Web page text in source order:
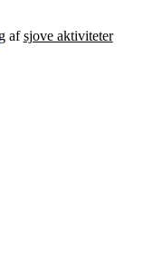
afsjove aktiviteter